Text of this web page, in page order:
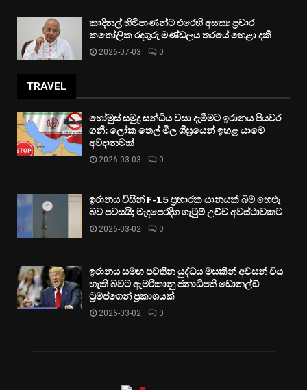
කාදිනල් හිමිපාණන්ට එරෙහි අසත්‍ය ප්‍රචාර
කතෝලික රදගුරු මණ්ඩලය තරයේ හෙළා දකී
2026-07-03 0
TRAVEL
හෝමුස් සමුද්‍ර සන්ධිය වසා දැමීමට ඉරානය පියවර
ගනී: ලෝක තෙල් මිල ශීඝ්‍රයෙන් ඉහළ යාමේ
අවදානමක්
2026-03-03 0
ඉරානය විසින් F-15 ප්‍රහාරක යානයක් බිම හෙළූ
බව පවසයි; මැදපෙරදිග ගැටුම් උච්ච අවස්ථාවකට
2026-03-02 0
ඉරානය සමඟ පවතින යුද්ධය මසකින් අවසන් විය
හැකි බවට ඇමරිකානු ජනාධිපති ඩොනල්ඩ්
ට්‍රම්ප්ගෙන් ප්‍රකාශයක්
2026-03-02 0